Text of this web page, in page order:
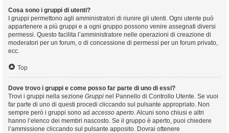
Cosa sono i gruppi di utenti?
I gruppi permettono agli amministratori di riunire gli utenti. Ogni utente può
appartenere a più gruppi e a ogni gruppo possono venire assegnati diversi
permessi. Questo facilita l’amministratore nelle operazioni di creazione di
moderatori per un forum, o di concessione di permessi per un forum privato,
ecc.
Top
Dove trovo i gruppi e come posso far parte di uno di essi?
Trovi i gruppi nella sezione Gruppi nel Pannello di Controllo Utente. Se vuoi
far parte di uno di questi procedi cliccando sul pulsante appropriato. Non
sempre però i gruppi sono ad accesso aperto. Alcuni sono chiusi e altri
hanno l’elenco dei membri nascosto. Se il gruppo è aperto, puoi chiedere
l’ammissione cliccando sul pulsante apposito. Dovrai ottenere